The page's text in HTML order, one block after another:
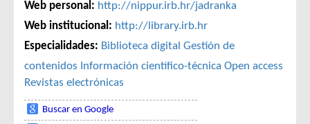
Web personal: http://nippur.irb.hr/jadranka
Web institucional: http://library.irb.hr
Especialidades: Biblioteca digital Gestión de
contenidos Información científico-técnica Open access
Revistas electrónicas
Buscar en Google